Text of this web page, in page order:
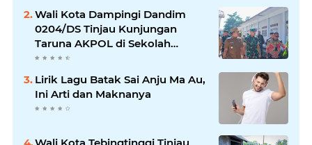
Wali Kota Dampingi Dandim
0204/DS Tinjau Kunjungan
Taruna AKPOL di Sekolah
Rakyat Tebingtinggi
Lirik Lagu Batak Sai Anju Ma Au,
Ini Arti dan Maknanya